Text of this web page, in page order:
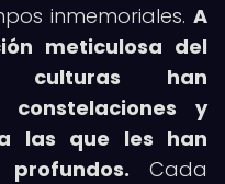
inmemoriales. A
meticulosa del
culturas han
constelaciones y
las que les han
Cada